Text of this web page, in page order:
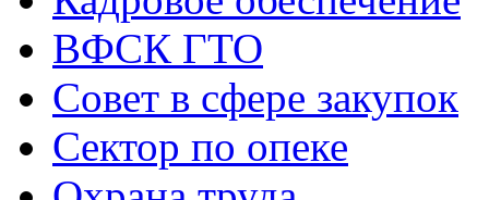
ВФСК ГТО
Совет в сфере закупок
Сектор по опеке